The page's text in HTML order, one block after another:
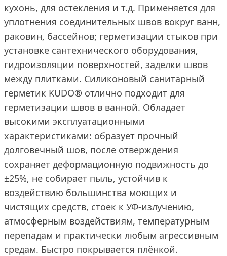
кухонь, для остекления и т.д. Применяется для
уплотнения соединительных швов вокруг ванн,
раковин, бассейнов; герметизации стыков при
установке сантехнического оборудования,
гидроизоляции поверхностей, заделки швов
между плитками. Силиконовый санитарный
герметик KUDO® отлично подходит для
герметизации швов в ванной. Обладает
высокими эксплуатационными
характеристиками: образует прочный
долговечный шов, после отверждения
сохраняет деформационную подвижность до
±25%, не собирает пыль, устойчив к
воздействию большинства моющих и
чистящих средств, стоек к УФ‑излучению,
атмосферным воздействиям, температурным
перепадам и практически любым агрессивным
средам. Быстро покрывается плёнкой.